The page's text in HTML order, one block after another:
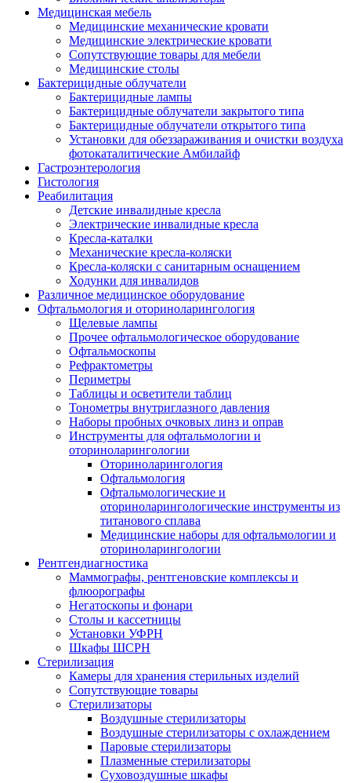
Медицинская мебель
Медицинские механические кровати
Медицинские электрические кровати
Сопутствующие товары для мебели
Медицинские столы
Бактерицидные облучатели
Бактерицидные лампы
Бактерицидные облучатели закрытого типа
Бактерицидные облучатели открытого типа
Установки для обеззараживания и очистки воздуха
фотокаталитические Амбилайф
Гастроэнтерология
Гистология
Реабилитация
Детские инвалидные кресла
Электрические инвалидные кресла
Кресла-каталки
Механические кресла-коляски
Кресла-коляски с санитарным оснащением
Ходунки для инвалидов
Различное медицинское оборудование
Офтальмология и оториноларингология
Щелевые лампы
Прочее офтальмологическое оборудование
Офтальмоскопы
Рефрактометры
Периметры
Таблицы и осветители таблиц
Тонометры внутриглазного давления
Наборы пробных очковых линз и оправ
Инструменты для офтальмологии и
оториноларингологии
Оториноларингология
Офтальмология
Офтальмологические и
оториноларингологические инструменты из
титанового сплава
Медицинские наборы для офтальмологии и
оториноларингологии
Рентгендиагностика
Маммографы, рентгеновские комплексы и
флюорографы
Негатоскопы и фонари
Столы и кассетницы
Установки УФРН
Шкафы ШСРН
Стерилизация
Камеры для хранения стерильных изделий
Сопутствующие товары
Стерилизаторы
Воздушные стерилизаторы
Воздушные стерилизаторы с охлаждением
Паровые стерилизаторы
Плазменные стерилизаторы
Суховоздушные шкафы